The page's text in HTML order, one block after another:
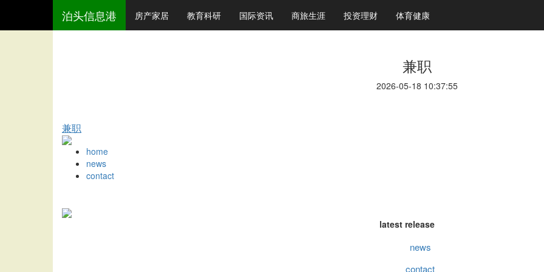
泊头信息港 房产家居 教育科研 国际资讯 商旅生涯 投资理财 体育健康
兼职
2026-05-18 10:37:55
兼职
home
news
contact
latest release
news
contact